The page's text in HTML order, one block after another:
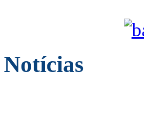
Notícias